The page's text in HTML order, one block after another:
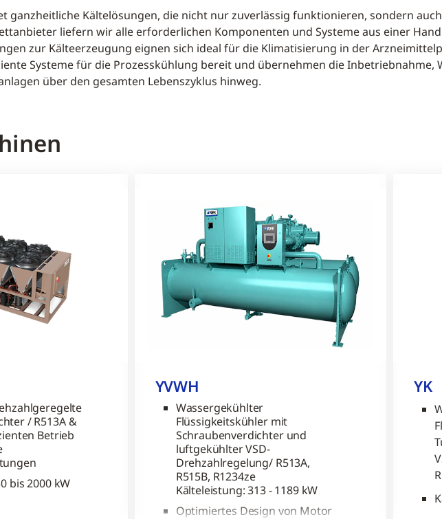
ganzheitliche Kältelösungen, die nicht nur zuverlässig funktionieren, sondern
liefern wir alle erforderlichen Komponenten und Systeme aus einer
zur Kälteerzeugung eignen sich ideal für die Klimatisierung in der
Systeme für die Prozesskühlung bereit und übernehmen die Inbetriebnahme,
über den gesamten Lebenszyklus hinweg.
/ R513A &
Betrieb
bis 2000 kW
YVWH
Wassergekühlter
Flüssigkeitskühler mit
Schraubenverdichter und
luftgekühlter VSD-
Drehzahlregelung/ R513A,
R515B, R1234ze
Kälteleistung: 313 - 1189 kW
Optimiertes Design von Motor
YK